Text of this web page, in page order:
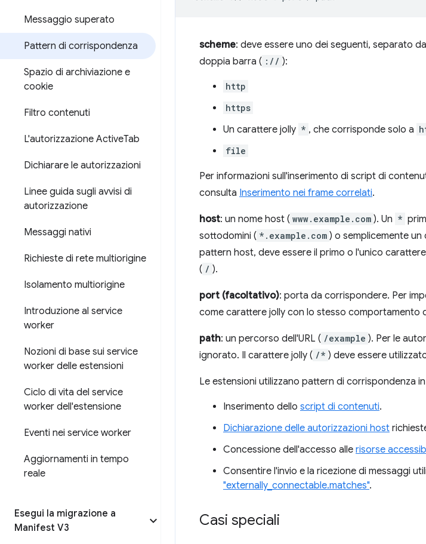
Messaggio superato
Pattern di corrispondenza
Spazio di archiviazione e
cookie
Filtro contenuti
L'autorizzazione ActiveTab
Dichiarare le autorizzazioni
Linee guida sugli avvisi di
autorizzazione
Messaggi nativi
Richieste di rete multiorigine
Isolamento multiorigine
Introduzione al service
worker
Nozioni di base sui service
worker delle estensioni
Ciclo di vita del service
worker dell'estensione
Eventi nei service worker
Aggiornamenti in tempo
reale
Esegui la migrazione a
Manifest V3
scheme: deve essere uno dei seguenti, separato
doppia barra ( :// ):
http
https
Un carattere jolly * , che corrisponde solo a
file
Per informazioni sull'inserimento di script di
consulta Inserimento nei frame correlati.
host: un nome host ( www.example.com ). Un *
sottodomini ( *.example.com ) o semplicemente
pattern host, deve essere il primo o l'unico
( / ).
port (facoltativo): porta da corrispondere. Per
come carattere jolly con lo stesso comportamento
path: un percorso dell'URL ( /example ). Per le
ignorato. Il carattere jolly ( /* ) deve essere
Le estensioni utilizzano pattern di corrispondenza
Inserimento dello script di contenuti.
Dichiarazione delle autorizzazioni host
Concessione dell'accesso alle risorse
Consentire l'invio e la ricezione di messaggi
"externally_connectable.matches".
Casi speciali